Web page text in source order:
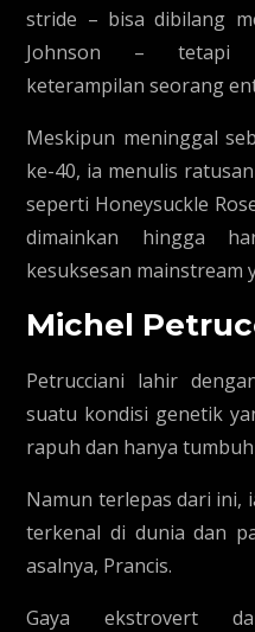
stride – bisa dibilang
Johnson – tetapi
keterampilan seorang
Meskipun meninggal
ke-40, ia menulis
seperti Honeysuckle
dimainkan hingga
kesuksesan mainstream
Michel
Petrucciani lahir
suatu kondisi genetik
rapuh dan hanya
Namun terlepas dari ini,
terkenal di dunia dan
asalnya, Prancis.
Gaya ekstrovert